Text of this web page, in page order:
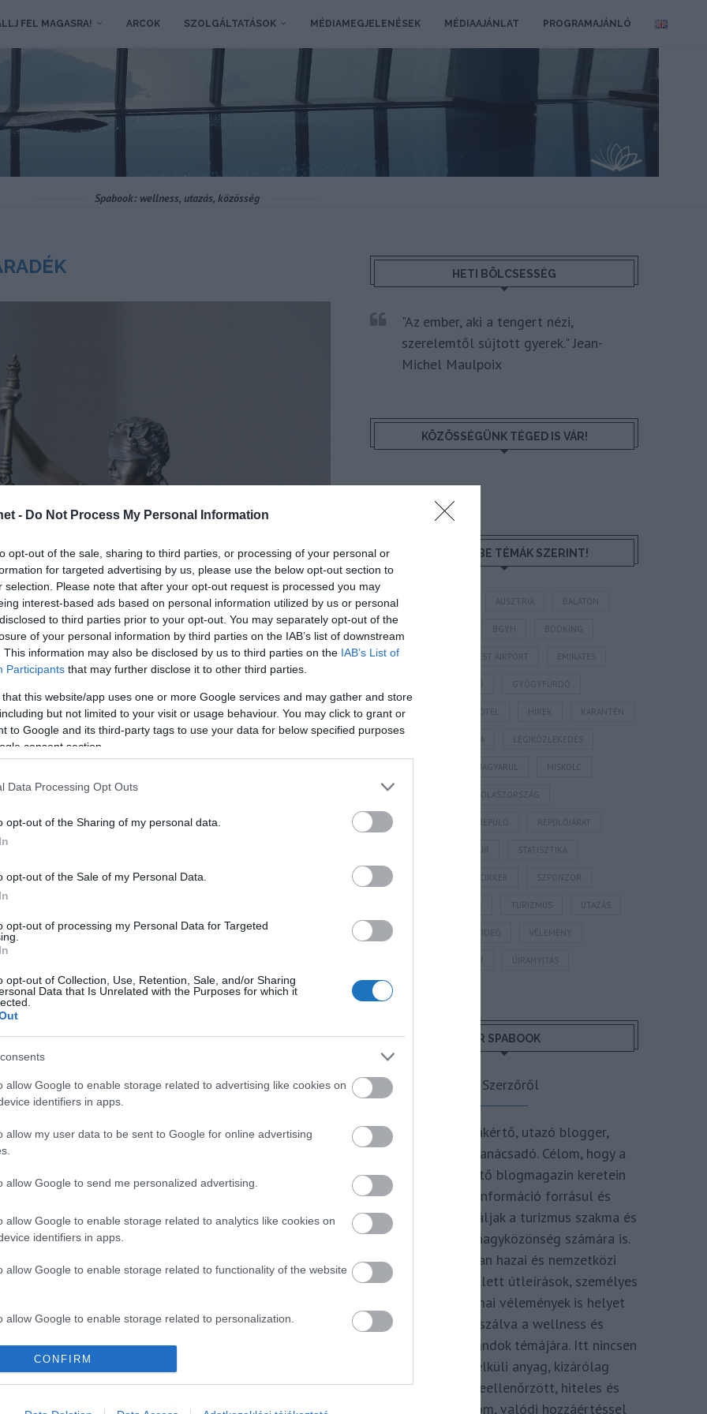
- Do Not Process My Personal Information
opt-out of the sale, sharing to third parties, or processing of your personal or
for targeted advertising by us, please use the below opt-out section to
selection. Please note that after your opt-out request is processed you may
interest-based ads based on personal information utilized by us or personal
to third parties prior to your opt-out. You may separately opt-out of the
of your personal information by third parties on the IAB’s list of downstream
This information may also be disclosed by us to third parties on the IAB’s List of
Participants that may further disclose it to other third parties.
that this website/app uses one or more Google services and may gather and store
but not limited to your visit or usage behaviour. You may click to grant or
to Google and its third-party tags to use your data for below specified purposes
consent section.
Data Processing Opt Outs
opt-out of the Sharing of my personal data.
opt-out of the Sale of my Personal Data.
opt-out of processing my Personal Data for Targeted
opt-out of Collection, Use, Retention, Sale, and/or Sharing
Data that Is Unrelated with the Purposes for which it
allow Google to enable storage related to advertising like cookies on
identifiers in apps.
allow my user data to be sent to Google for online advertising
allow Google to send me personalized advertising.
allow Google to enable storage related to analytics like cookies on
identifiers in apps.
allow Google to enable storage related to functionality of the website
allow Google to enable storage related to personalization.
allow Google to enable storage related to security, including
functionality and fraud prevention, and other user protection.
CONFIRM
FEL MAGASRA! ARCOK SZOLGÁLTATÁSOK MÉDIAMEGJELENÉSEK MÉDIAAJÁNLAT PROGRAMAJÁNLÓ
Spabook: wellness, utazás, közösség
PERELNÉ VISSZA A JUTALÉK
Bettina
pert aBooking.comellen egy korábban
A szállásadókat hosszú éveken át olyan záradék
alacsonyabb áron történő értékesítést más
a
szakmai álláspontját.
TOVÁBB
CIKKEK
HETI BÖLCSESSÉG
"Az ember, aki a tengert nézi,
szerelemtől sújtott gyerek." Jean-
Michel Maulpoix
KÖZÖSSÉGÜNK TÉGED IS VÁR!
NÉZZ KÖRBE TÉMÁK SZERINT!
AIRBNB AUSZTRIA BALATON
BGYH BOOKING
BUDAPEST BUDAPEST AIRPORT EMIRATES
GYÓGYFÜRDŐ
HORVÁTORSZÁG HOTEL HÍREK KARANTÉN
KÍNA LÉGIKÖZLEKEDÉS
MAGYARUL MISKOLC
MTÜ OLASZORSZÁG
PROGRAMAJÁNLÓ REPÜLŐ REPÜLŐJÁRAT
RYANAIR STATISZTIKA
STRAND SZAKMAI CIKKEK SZPONZOR
TURIZMUS UTAZÁS
VAKCINAÚTLEVÉL VIDEÓ VÉLEMÉNY
WIZZAIR ÚJRANYITÁS
MR SPABOOK
A Szerzőről
Turisztikai szakértő, utazó blogger,
vendégélmény tanácsadó. Célom, hogy a
kategória teremtő blogmagazin keretein
belül hiteles információ forrásul és
inspirációul szolgáljak a turizmus szakma és
az utazni vágyó nagyközönség számára is.
Repertoáromban hazai és nemzetközi
turizmus hírek mellett útleírások, személyes
ajánlók és szakmai vélemények is helyet
kapnak, fókuszálva a wellness és
termálfürdők, strandok témájára. Itt nincsen
hivatkozás nélküli anyag, kizárólag
többszörösen leellenőrzött, hiteles és
minőségi tartalom, valódi hozzáértéssel